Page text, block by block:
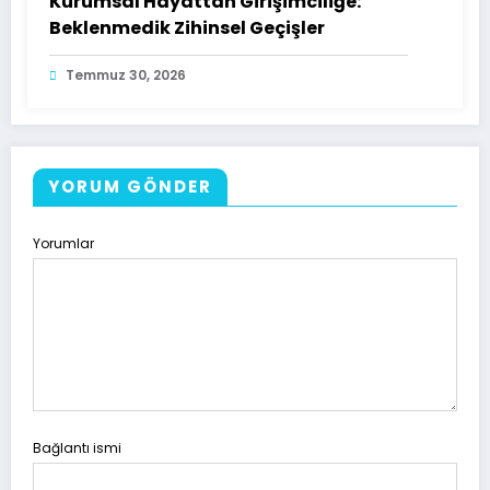
Beklenmedik Zihinsel Geçişler
Temmuz 30, 2026
YORUM GÖNDER
Yorumlar
Bağlantı ismi